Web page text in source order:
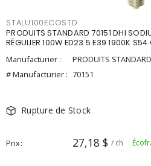
STALU100ECOSTD
PRODUITS STANDARD 70151 DHI
RÉGULIER 100W ED23.5 E39 1900K S54
Manufacturier :
PRODUITS STANDARD
# Manufacturier : 70151
Rupture de Stock
Prix 27,18 $ / ch